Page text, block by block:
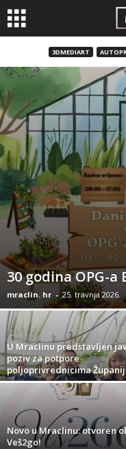
3DMEDIART
30 godina OPG-a
mraclin. hr - 25. travnja 2026.
U Mraclinu predstavljen
poziv za potpore
poljoprivrednicima
Novo u Mraclinu: otvoren
Veš2go!